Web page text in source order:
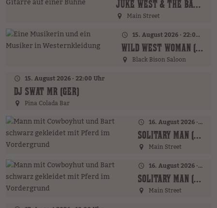
JUKE WEST & THE BAND (AT)
Main Street
15. August 2026 · 22:00 Uhr
WILD WEST WOMAN (GER)
Black Bison Saloon
15. August 2026 · 22:00 Uhr
DJ SWAT MR (GER)
Pina Colada Bar
16. August 2026 · 16:00 Uhr – 17:00 Uhr
SOLITARY MAN (GER)
Main Street
16. August 2026 · 19:00 Uhr
SOLITARY MAN (GER)
Main Street